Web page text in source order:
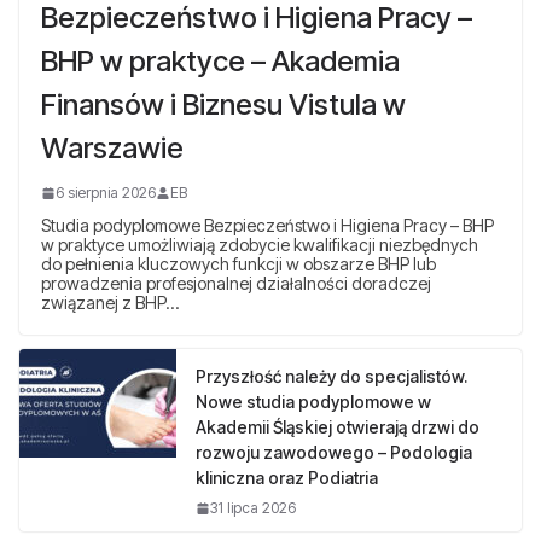
Bezpieczeństwo i Higiena Pracy –
BHP w praktyce – Akademia
Finansów i Biznesu Vistula w
Warszawie
6 sierpnia 2026 EB
Studia podyplomowe Bezpieczeństwo i Higiena Pracy – BHP
w praktyce umożliwiają zdobycie kwalifikacji niezbędnych
do pełnienia kluczowych funkcji w obszarze BHP lub
prowadzenia profesjonalnej działalności doradczej
związanej z BHP…
Przyszłość należy do specjalistów.
Nowe studia podyplomowe w
Akademii Śląskiej otwierają drzwi do
rozwoju zawodowego – Podologia
kliniczna oraz Podiatria
31 lipca 2026